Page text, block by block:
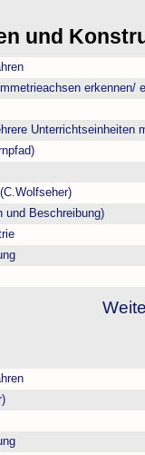
und
erkennen/
Unterrichtseinheiten
und Beschreibung)